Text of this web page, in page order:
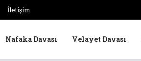
İletişim
Nafaka Davası Velayet Davası